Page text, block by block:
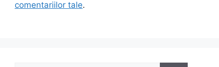
comentariilor tale.